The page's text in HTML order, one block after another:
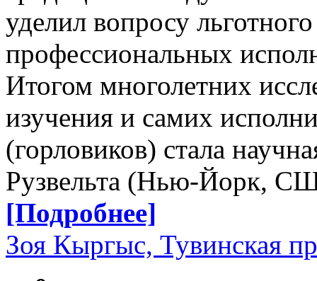
уделил вопросу
профессиональных
Итогом многолетних
изучения и самих
(горловиков) стала
Рузвельта (Нью-Йорк,
[Подробнее]
Зоя Кыргыс, Тувинская